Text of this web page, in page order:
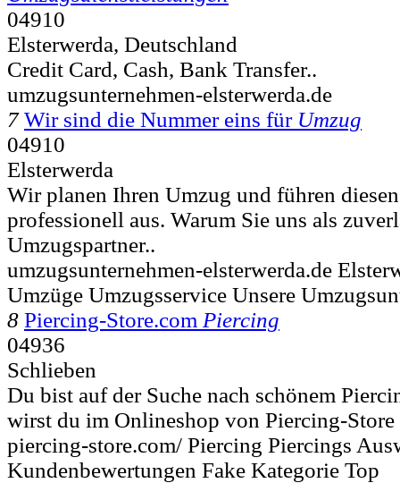
04910
Elsterwerda, Deutschland
Credit Card, Cash, Bank Transfer..
umzugsunternehmen-elsterwerda.de
7 Wir sind die Nummer eins für Umzug
04910
Elsterwerda
Wir planen Ihren Umzug und führen
professionell aus. Warum Sie uns als
Umzugspartner..
umzugsunternehmen-elsterwerda.de
Umzüge Umzugsservice Unsere
8 Piercing-Store.com Piercing
04936
Schlieben
Du bist auf der Suche nach schönem
wirst du im Onlineshop von Piercing-
piercing-store.com/ Piercing Piercings
Kundenbewertungen Fake Kategorie Top